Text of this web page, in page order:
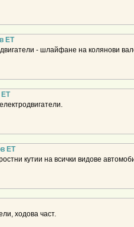
ЕТ
- шлайфане на колянови
ЕТ
ЕТ
кутии на всички видове
ходова част.